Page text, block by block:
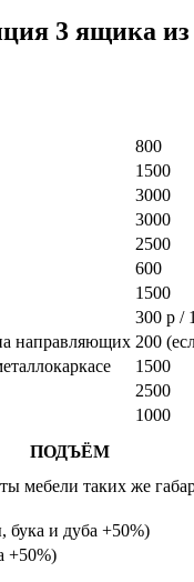
3 ящика из
800
1500
3000
3000
2500
600
1500
300 р /
направляющих 200
1500
2500
1000
ПОДЪЁМ
мебели таких же
бука и дуба +50%)
+50%)